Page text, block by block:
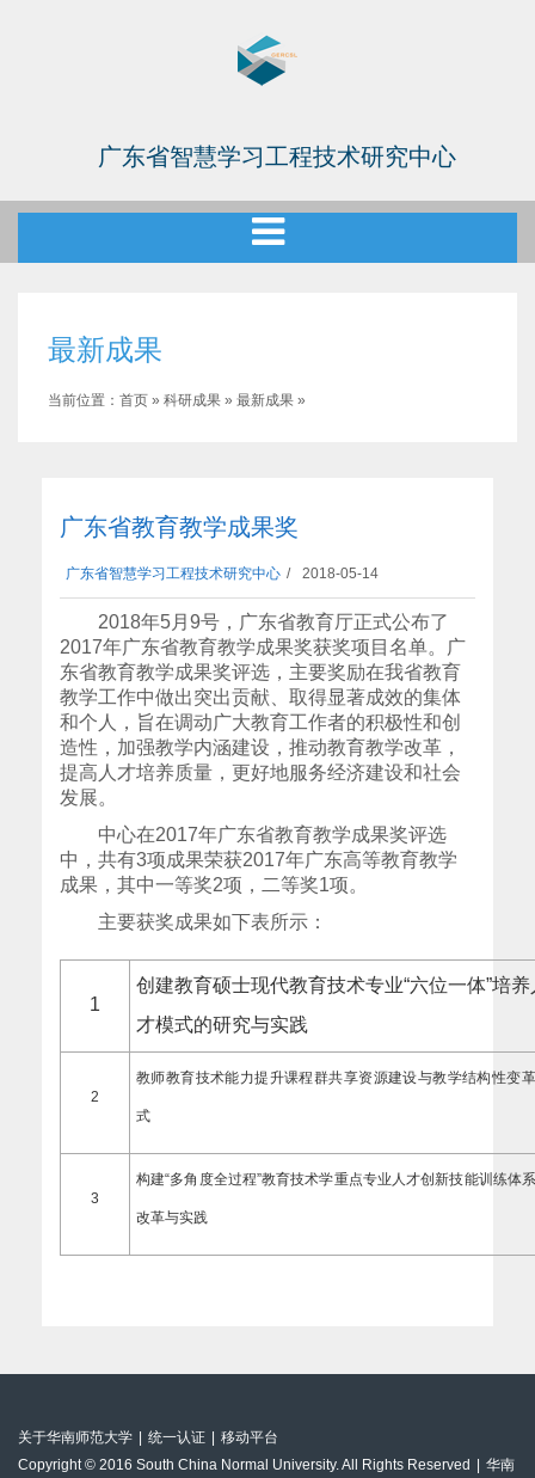
广东省智慧学习工程技术研究中心
最新成果
当前位置： 首页 » 科研成果 » 最新成果 »
广东省教育教学成果奖
广东省智慧学习工程技术研究中心 / 2018-05-14
2018年5月9号，广东省教育厅正式公布了
2017年广东省教育教学成果奖获奖项目名单。广
东省教育教学成果奖评选，主要奖励在我省教育
教学工作中做出突出贡献、取得显著成效的集体
和个人，旨在调动广大教育工作者的积极性和创
造性，加强教学内涵建设，推动教育教学改革，
提高人才培养质量，更好地服务经济建设和社会
发展。
中心在2017年广东省教育教学成果奖评选
中，共有3项成果荣获2017年广东高等教育教学
成果，其中一等奖2项，二等奖1项。
主要获奖成果如下表所示：
1
创建教育硕士现代教育技术专业“六位一体”培养
才模式的研究与实践
2
教师教育技术能力提升课程群共享资源建设与教学结构性变
式
3
构建“多角度全过程”教育技术学重点专业人才创新技能训练体
改革与实践
关于华南师范大学 统一认证
移动平台
Copyright © 2016 South China Normal University. All Rights Reserved
华南